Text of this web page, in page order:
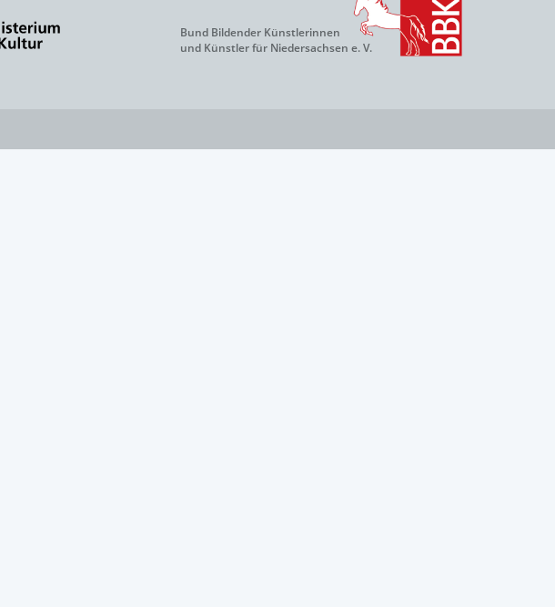
Bund Bildender Künstlerinnen
und Künstler für Niedersachsen e. V.